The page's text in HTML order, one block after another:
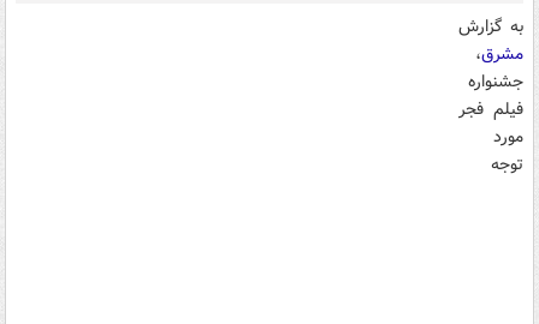
به گزارش
مشرق،
جشنواره
فیلم فجر
مورد
توجه